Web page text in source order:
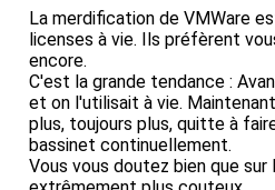
La merdification de VMWare
licenses à vie. Ils préfèrent
encore.
C'est la grande tendance :
et on l'utilisait à vie.
plus, toujours plus, quitte à
bassinet continuellement.
Vous vous doutez bien que